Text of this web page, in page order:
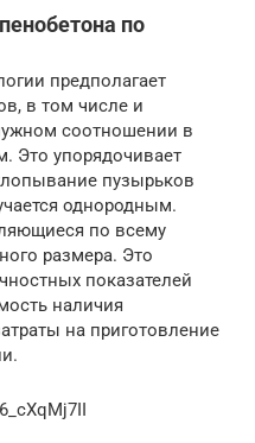
по
предполагает
в том числе и
соотношении в
Это упорядочивает
пузырьков
однородным.
по всему
размера. Это
показателей
наличия
на приготовление